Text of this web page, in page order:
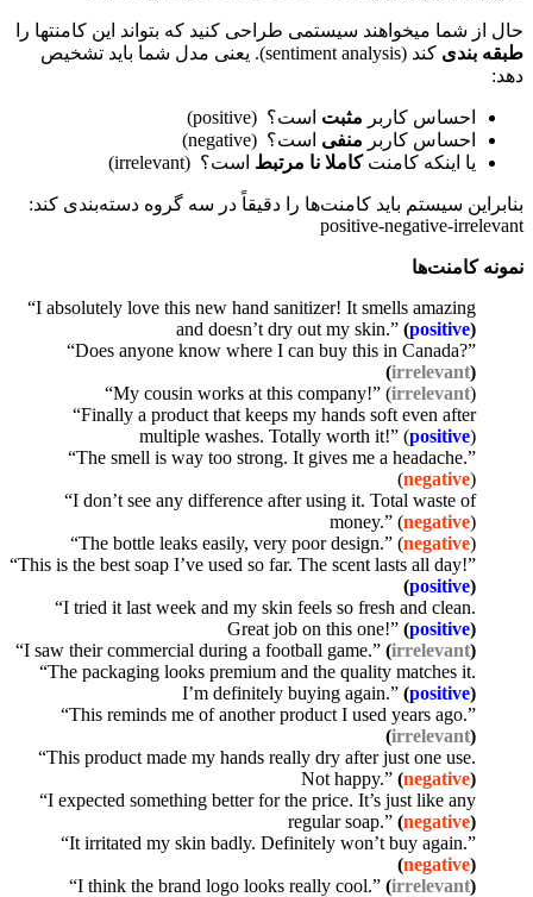
حال از شما میخواهند سیستمی طراحی کنید که بتواند این کامنتها را
طبقه بندی
کند (sentiment analysis). یعنی مدل شما باید تشخیص
دهد:
احساس کاربر مثبت است؟ (positive)
احساس کاربر منفی است؟ (negative)
یا اینکه کامنتکامل نا مرتبط است؟ (irrelevant)
بنابراین سیستم باید کامنت‌ها را دقیقاً در سه گروه دسته‌بندی کند:
positive-negative-irrelevant
نمونه کامنت‌ها
“I absolutely love this new hand sanitizer! It smells amazing
and doesn’t dry out my skin.” (positive)
“Does anyone know where I can buy this in Canada?”
(irrelevant)
“My cousin works at this company!” (irrelevant)
“Finally a product that keeps my hands soft even after
multiple washes. Totally worth it!” (positive)
“The smell is way too strong. It gives me a headache.”
(negative)
“I don’t see any difference after using it. Total waste of
money.” (negative)
“The bottle leaks easily, very poor design.” (negative)
“This is the best soap I’ve used so far. The scent lasts all day!”
(positive)
“I tried it last week and my skin feels so fresh and clean.
Great job on this one!” (positive)
“I saw their commercial during a football game.” (irrelevant)
“The packaging looks premium and the quality matches it.
I’m definitely buying again.” (positive)
“This reminds me of another product I used years ago.”
(irrelevant)
“This product made my hands really dry after just one use.
Not happy.” (negative)
“I expected something better for the price. It’s just like any
regular soap.” (negative)
“It irritated my skin badly. Definitely won’t buy again.”
(negative)
“I think the brand logo looks really cool.” (irrelevant)